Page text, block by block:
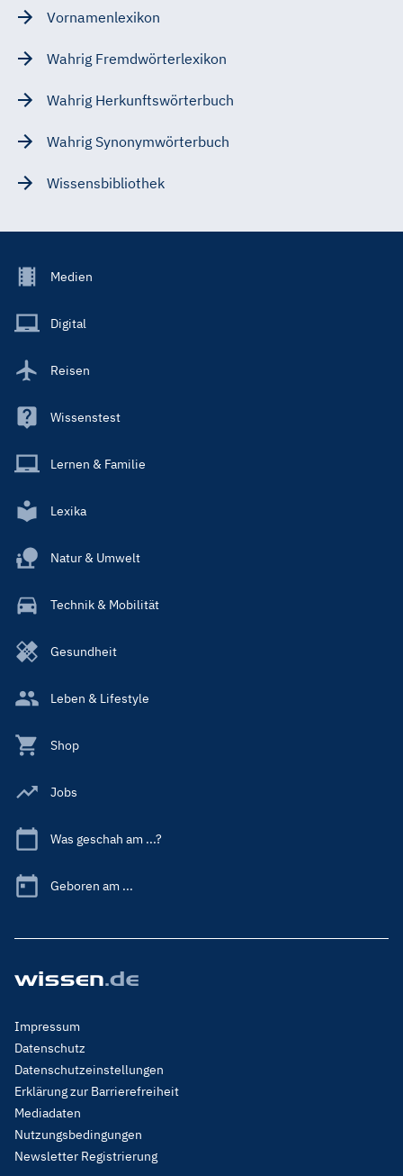
Vornamenlexikon
Wahrig Fremdwörterlexikon
Wahrig Herkunftswörterbuch
Wahrig Synonymwörterbuch
Wissensbibliothek
Footer
Main
Medien
Digital
Reisen
Wissenstest
Lernen & Familie
Lexika
Natur & Umwelt
Technik & Mobilität
Gesundheit
Leben & Lifestyle
Shop
Jobs
Was geschah am ...?
Geboren am ...
Footer
Menu
Legal
Impressum
Datenschutz
Datenschutzeinstellungen
Erklärung zur Barrierefreiheit
Mediadaten
Nutzungsbedingungen
Newsletter Registrierung